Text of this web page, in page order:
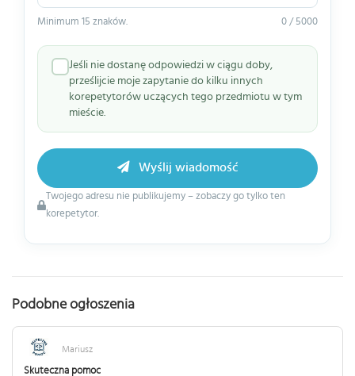
Minimum 15 znaków. 0 / 5000
Jeśli nie dostanę odpowiedzi w ciągu doby,
prześlijcie moje zapytanie do kilku innych
korepetytorów uczących tego przedmiotu w tym
mieście.
Twojego adresu nie publikujemy – zobaczy go tylko ten
korepetytor.
Wyślij wiadomość
Podobne ogłoszenia
Mariusz
Skuteczna pomoc